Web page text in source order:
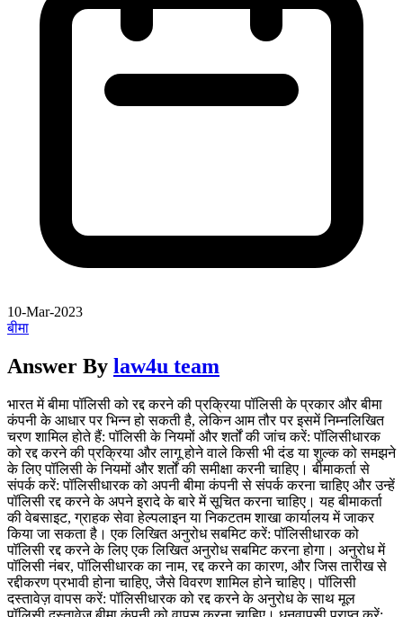
10-Mar-2023
बीमा
Answer By law4u team
भारत में बीमा पॉलिसी को रद्द करने की प्रक्रिया पॉलिसी के प्रकार और बीमा
कंपनी के आधार पर भिन्न हो सकती है, लेकिन आम तौर पर इसमें निम्नलिखित
चरण शामिल होते हैं: पॉलिसी के नियमों और शर्तों की जांच करें: पॉलिसीधारक
को रद्द करने की प्रक्रिया और लागू होने वाले किसी भी दंड या शुल्क को समझने
के लिए पॉलिसी के नियमों और शर्तों की समीक्षा करनी चाहिए। बीमाकर्ता से
संपर्क करें: पॉलिसीधारक को अपनी बीमा कंपनी से संपर्क करना चाहिए और उन्हें
पॉलिसी रद्द करने के अपने इरादे के बारे में सूचित करना चाहिए। यह बीमाकर्ता
की वेबसाइट, ग्राहक सेवा हेल्पलाइन या निकटतम शाखा कार्यालय में जाकर
किया जा सकता है। एक लिखित अनुरोध सबमिट करें: पॉलिसीधारक को
पॉलिसी रद्द करने के लिए एक लिखित अनुरोध सबमिट करना होगा। अनुरोध में
पॉलिसी नंबर, पॉलिसीधारक का नाम, रद्द करने का कारण, और जिस तारीख से
रद्दीकरण प्रभावी होना चाहिए, जैसे विवरण शामिल होने चाहिए। पॉलिसी
दस्तावेज़ वापस करें: पॉलिसीधारक को रद्द करने के अनुरोध के साथ मूल